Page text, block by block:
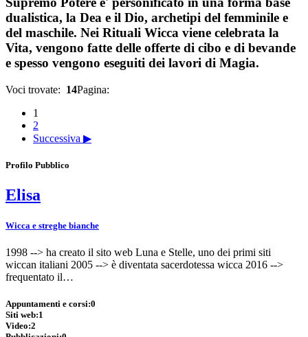
dualistica, la Dea e il Dio, archetipi del femminile e
del maschile. Nei Rituali Wicca viene celebrata la
Vita, vengono fatte delle offerte di cibo e di bevande
e spesso vengono eseguiti dei lavori di Magia.
Voci trovate: 14Pagina:
1
2
Successiva ▶
Profilo Pubblico
Elisa
Wicca e streghe bianche
1998 --> ha creato il sito web Luna e Stelle, uno dei primi siti
wiccan italiani 2005 --> è diventata sacerdotessa wicca 2016 -->
frequentato il…
Appuntamenti e corsi:0
Siti web:1
Video:2